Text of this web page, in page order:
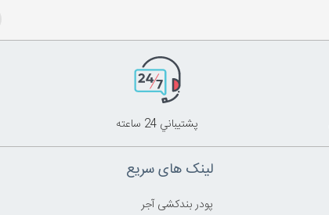
پشتيباني 24 ساعته
لینک های سریع
پودر بندکشی آجر